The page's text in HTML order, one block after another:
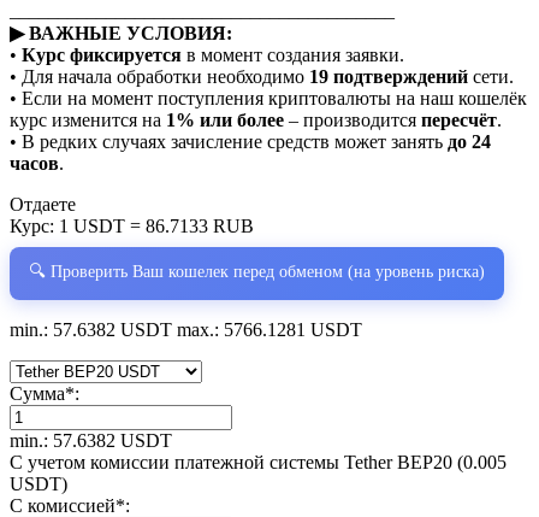
▶ ВАЖНЫЕ УСЛОВИЯ:
• Курс фиксируется в момент создания заявки.
• Для начала обработки необходимо 19 подтверждений сети.
• Если на момент поступления криптовалюты на наш кошелёк
курс изменится на 1% или более – производится пересчёт.
• В редких случаях зачисление средств может занять до 24
часов.
Отдаете
Курс: 1 USDT = 86.7133 RUB
🔍 Проверить Ваш кошелек перед обменом (на уровень риска)
min.: 57.6382 USDT max.: 5766.1281 USDT
Сумма*:
min.: 57.6382 USDT
С учетом комиссии платежной системы Tether BEP20 (0.005
USDT)
С комиссией*: